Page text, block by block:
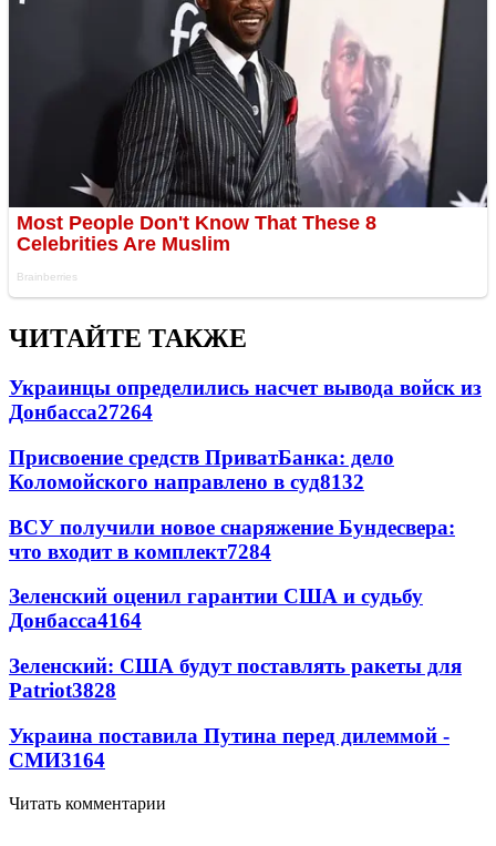
ЧИТАЙТЕ ТАКЖЕ
Украинцы определились насчет вывода войск из
Донбасса27264
Присвоение средств ПриватБанка: дело
Коломойского направлено в суд8132
ВСУ получили новое снаряжение Бундесвера:
что входит в комплект7284
Зеленский оценил гарантии США и судьбу
Донбасса4164
Зеленский: США будут поставлять ракеты для
Patriot3828
Украина поставила Путина перед дилеммой -
СМИ3164
Читать комментарии